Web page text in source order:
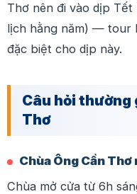
Thơ nên đi vào dịp
lịch hằng năm) — tour
đặc biệt cho dịp này.
Câu hỏi thường
Thơ
Chùa Ông Cần
Chùa mở cửa từ 6h